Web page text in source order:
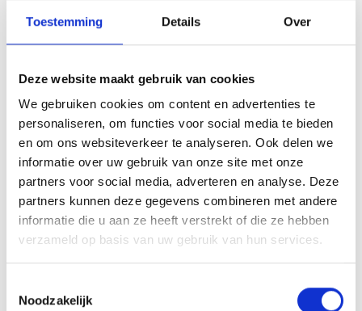
Toestemming Details Over
Deze website maakt gebruik van cookies
We gebruiken cookies om content en advertenties te
personaliseren, om functies voor social media te bieden
en om ons websiteverkeer te analyseren. Ook delen we
informatie over uw gebruik van onze site met onze
partners voor social media, adverteren en analyse. Deze
partners kunnen deze gegevens combineren met andere
informatie die u aan ze heeft verstrekt of die ze hebben
verzameld op basis van uw gebruik van hun services.
Noodzakelijk
Array
TwitterFacebookWhatsApp
Oliebollentoernooi sporthal De Bunders